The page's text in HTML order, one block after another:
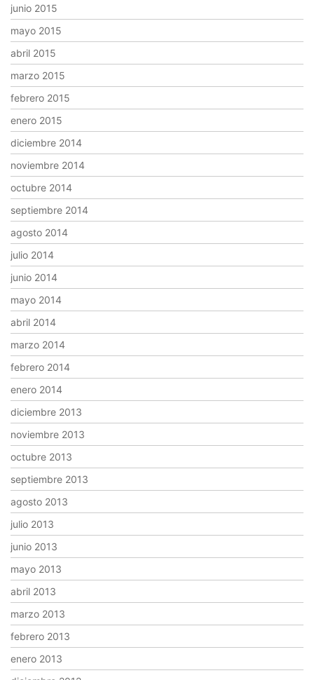
junio 2015
mayo 2015
abril 2015
marzo 2015
febrero 2015
enero 2015
diciembre 2014
noviembre 2014
octubre 2014
septiembre 2014
agosto 2014
julio 2014
junio 2014
mayo 2014
abril 2014
marzo 2014
febrero 2014
enero 2014
diciembre 2013
noviembre 2013
octubre 2013
septiembre 2013
agosto 2013
julio 2013
junio 2013
mayo 2013
abril 2013
marzo 2013
febrero 2013
enero 2013